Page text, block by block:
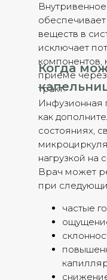
веществ в
исключает
приеме
тракт.
Когда
Инфузионная
как
состояниях,
нагрузкой на
Врач может
при
частые